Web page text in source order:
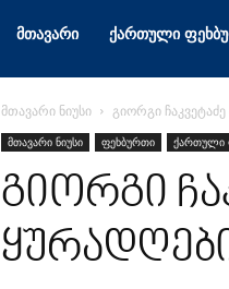
ᲛᲗᲐᲕᲐᲠᲘ ᲥᲐᲠᲗᲣᲚᲘ
მთავარი ნიუსი გიორგი
მთავარი ნიუსი ფეხბურთი ქართული
გიორგი